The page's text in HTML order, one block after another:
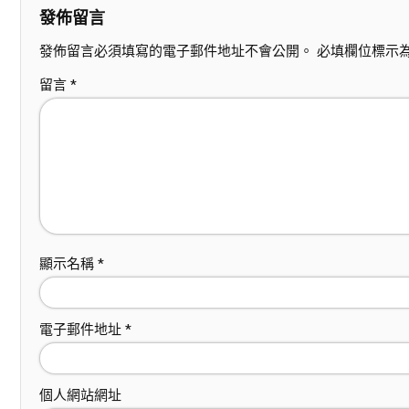
發佈留言
發佈留言必須填寫的電子郵件地址不會公開。 必填欄位標示
留言 *
顯示名稱 *
電子郵件地址 *
個人網站網址